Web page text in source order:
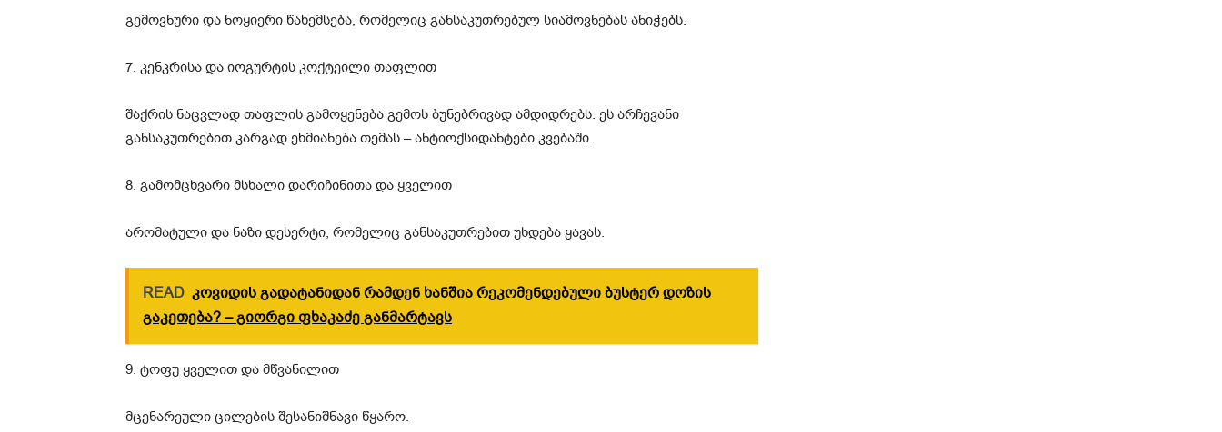
გემოვნური და ნოყიერი წახემსება, რომელიც განსაკუთრებულ სიამოვნებას ანიჭებს.
7. კენკრისა და იოგურტის კოქტეილი თაფლით
შაქრის ნაცვლად თაფლის გამოყენება გემოს ბუნებრივად ამდიდრებს. ეს არჩევანი
განსაკუთრებით კარგად ეხმიანება თემას – ანტიოქსიდანტები კვებაში.
8. გამომცხვარი მსხალი დარიჩინითა და ყველით
არომატული და ნაზი დესერტი, რომელიც განსაკუთრებით უხდება ყავას.
READ კოვიდის გადატანიდან რამდენ ხანშია რეკომენდებული ბუსტერ დოზის
გაკეთება? – გიორგი ფხაკაძე განმარტავს
9. ტოფუ ყველით და მწვანილით
მცენარეული ცილების შესანიშნავი წყარო.